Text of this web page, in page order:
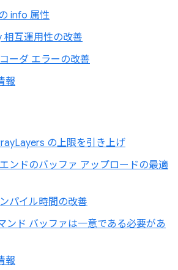
info 属性
相互運用性の改善
ーダ エラーの改善
報
の上限を引き上げ
ンドのバッファ アップロードの最適
パイル時間の改善
ンド バッファは一意である必要があ
報